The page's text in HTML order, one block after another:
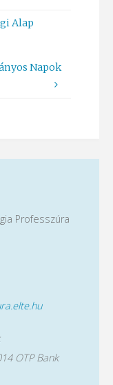
Alap
Napok
Professzúra
OTP Bank